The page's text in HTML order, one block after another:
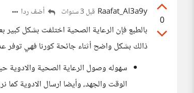
0
Raafat_Al3a9y قبل 3 سنوات أضف ردا
بالطبع فإن الرعاية الصحية اختلفت بشكل كبير
ذالك بشكل واضح أثناء جائحة كورنا فهي توفر
سهوله وصول الرعاية الصحية والادوية
الوقت والجهد، وأيضا ارسال الادوية